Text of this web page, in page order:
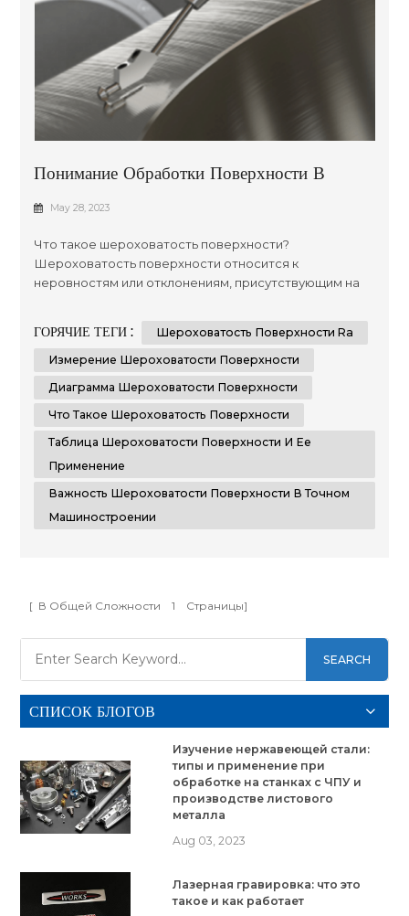
Понимание Обработки Поверхности В
Производстве: Подробное Руководство
May 28, 2023
Что такое шероховатость поверхности?
Шероховатость поверхности относится к
неровностям или отклонениям, присутствующим на
измерять и контролировать шероховатость
поверхности, так как она напрямую влияет на
компонента. Измерения шероховатости
поверхности п...
ГОРЯЧИЕ ТЕГИ :
Шероховатость Поверхности Ra
Измерение Шероховатости Поверхности
Диаграмма Шероховатости Поверхности
Что Такое Шероховатость Поверхности
Таблица Шероховатости Поверхности И Ее
Применение
Важность Шероховатости Поверхности В Точном
Машиностроении
[ В Общей Сложности 1 Страницы]
SEARCH
СПИСОК БЛОГОВ
Изучение нержавеющей стали:
типы и применение при
обработке на станках с ЧПУ и
производстве листового
металла
Aug 03, 2023
Лазерная гравировка: что это
такое и как работает